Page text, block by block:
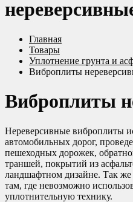
Главная
Товары
Уплотнение грунта и
Виброплиты
Виброплиты
Нереверсивные виброплиты
автомобильных дорог,
пешеходных дорожек,
траншей, покрытий из
ландшафтном дизайне. Так же
там, где невозможно
уплотнительную технику.